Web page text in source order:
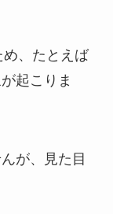
、たとえば
起こりま
が、見た目